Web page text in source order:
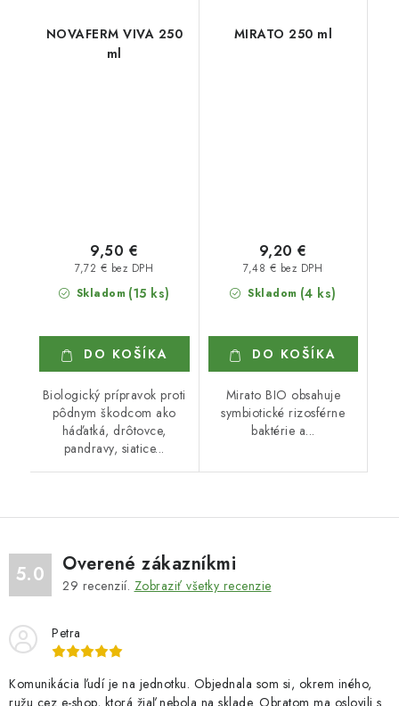
NOVAFERM VIVA 250
ml
Skladom (15 ks)
7,72 € bez DPH
9,50 €
DO KOŠÍKA
Biologický prípravok proti
pôdnym škodcom ako
háďatká, drôtovce,
pandravy, siatice...
MIRATO 250 ml
Skladom (4 ks)
7,48 € bez DPH
9,20 €
DO KOŠÍKA
Mirato BIO obsahuje
symbiotické rizosférne
baktérie a...
5.0 Overené zákazníkmi
29 recenzií. Zobraziť všetky recenzie
Petra
Komunikácia ľudí je na jednotku. Objednala som si, okrem iného,
ružu cez e-shop, ktorá žiaľ nebola na sklade. Obratom ma oslovili s